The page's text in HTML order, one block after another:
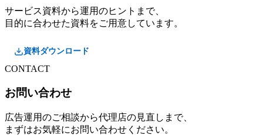
サービス資料から運用のヒントまで、
目的に合わせた資料をご用意しています。
資料ダウンロード
CONTACT
お問い合わせ
広告運用のご相談から代理店の見直しまで、
まずはお気軽にお問い合わせください。